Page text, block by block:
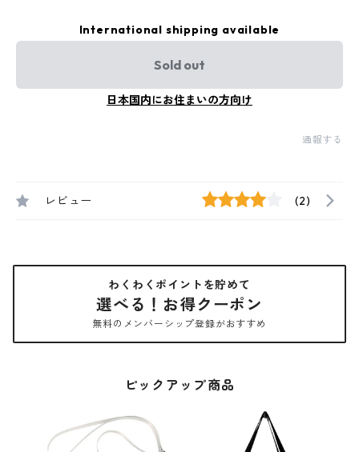
International shipping available
Sold out
日本国内にお住まいの方向け
通報する
レビュー (2)
わくわくポイントを貯めて
選べる！お得クーポン
無料のメンバーシップ登録がおすすめ
ピックアップ商品